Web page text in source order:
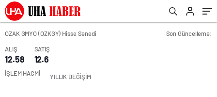
OZAK GMYO (OZKGY) Hisse Senedi
Son Güncelleme:
ALIŞ
12.58
SATIŞ
12.6
İŞLEM HACMİ YILLIK DEĞİŞİM